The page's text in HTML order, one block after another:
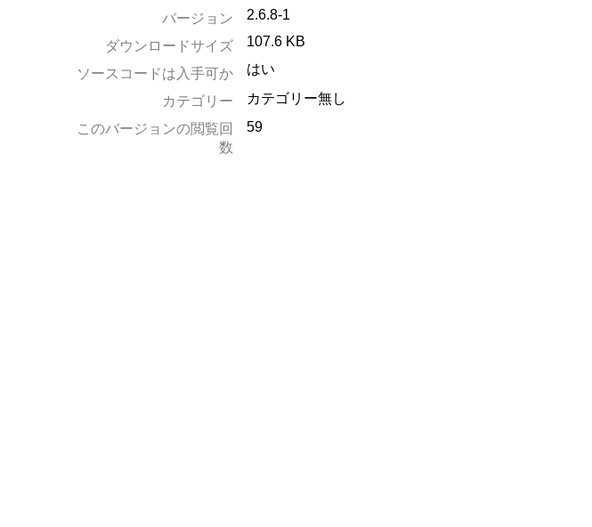
バージョン
2.6.8-1
ダウンロードサイズ 107.6 KB
ソースコードは入手可か はい
カテゴリー
カテゴリー無し
このバージョンの閲覧回
数
59